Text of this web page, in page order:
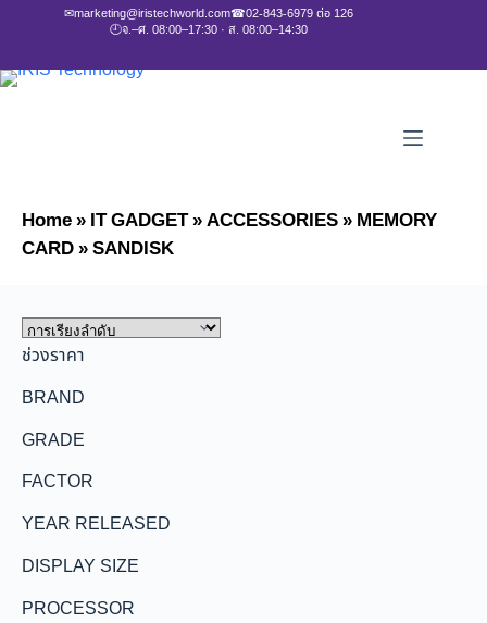
✉marketing@iristechworld.com☎02-843-6979 ต่อ 126
🕘จ.–ศ. 08:00–17:30 · ส. 08:00–14:30
Home»IT GADGET»ACCESSORIES»MEMORY
CARD»SANDISK
ช่วงราคา
BRAND
GRADE
FACTOR
YEAR RELEASED
DISPLAY SIZE
PROCESSOR